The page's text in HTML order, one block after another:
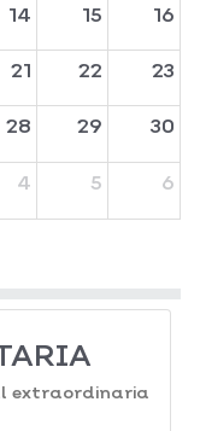
14 15 16
21 22 23
28 29 30
4 5 6
extraordinaria